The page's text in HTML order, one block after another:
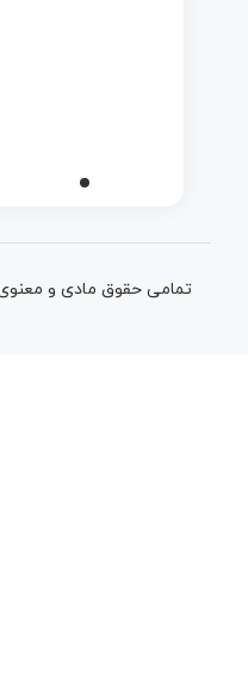
تمامی حقوق مادی و